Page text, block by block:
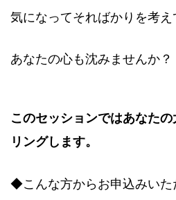
気になってそればかりを考
あなたの心も沈みませんか？
このセッションではあなた
リングします。
◆こんな方からお申込みいた